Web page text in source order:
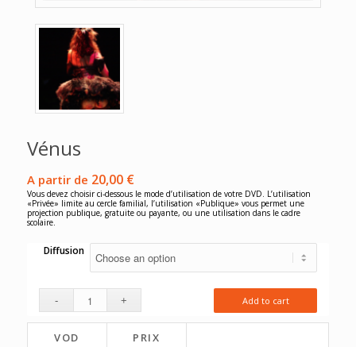
Vénus
A partir de 20,00 €
Vous devez choisir ci-dessous le mode d’utilisation de votre DVD. L’utilisation
«Privée» limite au cercle familial, l’utilisation «Publique» vous permet une
projection publique, gratuite ou payante, ou une utilisation dans le cadre
scolaire.
Diffusion
Add to cart
VOD PRIX